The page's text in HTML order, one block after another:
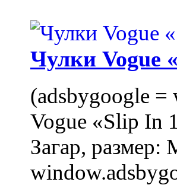
Чулки Vogue
(adsbygoogle
Vogue «Slip In
Загар, размер: